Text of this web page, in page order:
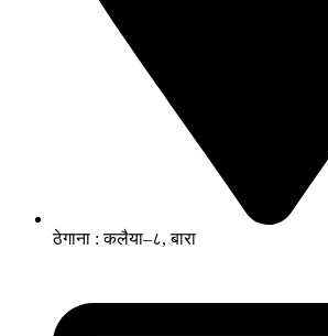
ठेगाना : कलैया–८, बारा